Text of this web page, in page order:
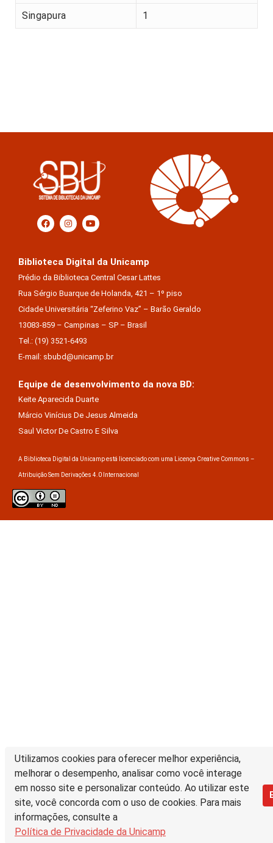
Utilizamos cookies para oferecer melhor experiência,
melhorar o desempenho, analisar como você interage
em nosso site e personalizar conteúdo. Ao utilizar este
site, você concorda com o uso de cookies. Para mais
informações, consulte a
Política de Privacidade da Unicamp
Singapura 1
Biblioteca Digital da Unicamp
Prédio da Biblioteca Central Cesar Lattes
Rua Sérgio Buarque de Holanda, 421 – 1º piso
Cidade Universitária “Zeferino Vaz” – Barão Geraldo
13083-859 – Campinas – SP – Brasil
Tel.: (19) 3521-6493
E-mail: sbubd@unicamp.br
Equipe de desenvolvimento da nova BD:
Keite Aparecida Duarte
Márcio Vinícius De Jesus Almeida
Saul Victor De Castro E Silva
A Biblioteca Digital da Unicamp está licenciado com uma Licença Creative Commons –
Atribuição Sem Derivações 4.0 Internacional